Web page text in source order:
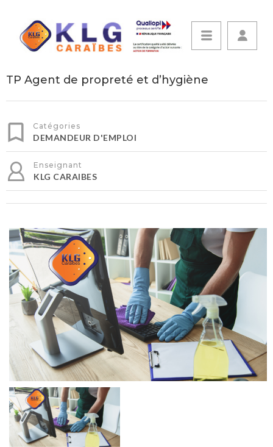
TP Agent de propreté et d’hygiène
Catégories
DEMANDEUR D'EMPLOI
Enseignant
KLG CARAIBES